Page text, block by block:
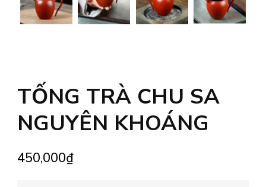
TỐNG TRÀ CHU SA
NGUYÊN KHOÁNG
450,000₫